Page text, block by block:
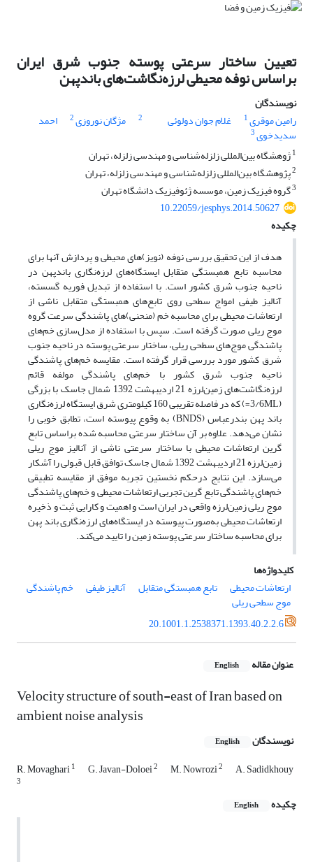
تعیین ساختار سرعتی پوسته جنوب شرق ایران
براساس نوفه محیطی لرزه‌نگاشت‌‌های باندپهن
نویسندگان
رامین موقری1 غلام جوان دولوئی 2 مژگان نوروزی2 احمد
سدیدخوی3
1ژوهشگاه بین‌المللی زلزله‌شناسی و مهندسی زلزله، تهران
2پژوهشگاه بین‌المللی زلزله‌شناسی و مهندسی زلزله، تهران
3گروه فیزیک زمین، موسسه ژئوفیزیک دانشگاه تهران
10.22059/jesphys.2014.50627
چکیده
هدف از این تحقیق بررسی نوفه (نویز)‌های محیطی و پردازش آنها برای
محاسبه تابع همبستگی متقابل ایستگاه‌های لرزه‌نگاری باندپهن در
ناحیه جنوب شرق کشور است. با استفاده از تبدیل فوریه گسسته،
آنالیز طیفی امواج سطحی روی تابع‌های همبستگی متقابل ناشی از
ارتعاشات محیطی برای محاسبه خم ‌‌‌‌‌(منحنی)های پاشندگی سرعت گروه
موج ریلی صورت گرفته است. سپس با استفاده از مدل‌سازی خم‌‌‌‌های
پاشندگی موج‌های سطحی ریلی، ساختار سرعتی پوسته در ناحیه جنوب
شرق کشور مورد بررسی قرار گرفته است. مقایسه خم‌‌‌‌های پاشندگی
ناحیه جنوب شرق کشور با خم‌‌‌‌های پاشندگی مولفه قائم
لرزه‌نگاشت‌‌های زمین‌لرزه 21 اردیبهشت 1392 شمال جاسک با بزرگی
(3/6ML=) که در فاصله تقریبی 160 کیلومتری شرق ایستگاه لرزه‌نگاری
باند پهن بندرعباس (BNDS) به وقوع پیوسته است، تطابق خوبی را
نشان می‌دهد. علاوه بر آن ساختار سرعتی محاسبه شده براساس تابع
گرین ارتعاشات محیطی با ساختار سرعتی ناشی از آنالیز موج ریلی
زمین‌لرزه 21 اردیبهشت 1392 شمال جاسک توافق قابل‌‌ قبولی را آشکار
می‌سازد. این نتایج درحکم نخستین تجربه موفق از مقایسه تطبیقی
خم‌‌‌‌های پاشندگی تابع گرین تجربی ارتعاشات محیطی و خم‌‌‌‌های پاشندگی
موج ریلی زمین‌لرزه واقعی در ایران است و اهمیت و کارایی ثبت و ذخیره
ارتعاشات محیطی به‌صورت پیوسته در ایستگاه‌های لرزه‌نگاری باند پهن
برای محاسبه ساختار سرعتی پوسته زمین را تایید می‌‌کند.
کلیدواژه‌ها
ارتعاشات محیطی
تابع همبستگی متقابل آنالیز طیفی خم‌‌ پاشندگی
موج سطحی ریلی
20.1001.1.2538371.1393.40.2.2.6
عنوان مقاله English
Velocity structure of south-east of Iran based on
ambient noise analysis
نویسندگان English
R. Movaghari1 G. Javan-Doloei2 M. Nowrozi2 A. Sadidkhouy
3
چکیده English